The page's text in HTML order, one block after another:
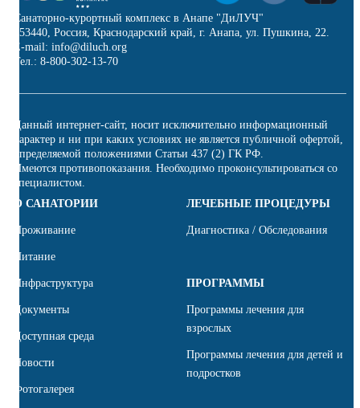
Санаторно-курортный комплекс в Анапе "ДиЛУЧ"
353440, Россия, Краснодарский край, г. Анапа, ул. Пушкина, 22.
E-mail: info@diluch.org
Тел.: 8-800-302-13-70
Данный интернет-сайт, носит исключительно информационный
характер и ни при каких условиях не является публичной офертой,
определяемой положениями Статьи 437 (2) ГК РФ.
Имеются противопоказания. Необходимо проконсультироваться со
специалистом.
О САНАТОРИИ
Проживание
Питание
Инфраструктура
Документы
Доступная среда
Новости
Фотогалерея
ЛЕЧЕБНЫЕ ПРОЦЕДУРЫ
Диагностика / Обследования
ПРОГРАММЫ
Программы лечения для
взрослых
Программы лечения для детей и
подростков